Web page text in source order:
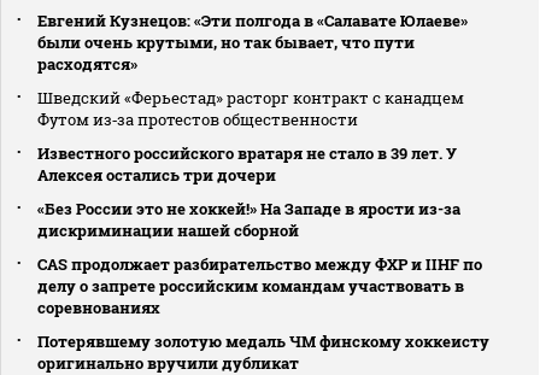
Евгений Кузнецов: «Эти полгода в «Салавате Юлаеве»
были очень крутыми, но так бывает, что пути
расходятся»
Шведский «Ферьестад» расторг контракт с канадцем
Футом из‑за протестов общественности
Известного российского вратаря не стало в 39 лет. У
Алексея остались три дочери
«Без России это не хоккей!» На Западе в ярости из-за
дискриминации нашей сборной
CAS продолжает разбирательство между ФХР и IIHF по
делу о запрете российским командам участвовать в
соревнованиях
Потерявшему золотую медаль ЧМ финскому хоккеисту
оригинально вручили дубликат